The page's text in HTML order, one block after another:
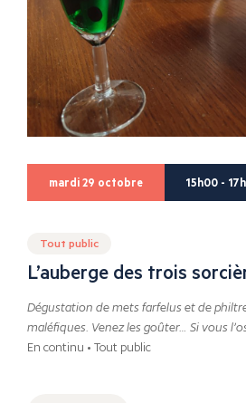
mardi 29 octobre 15h00 -
Tout public
L’auberge des trois
Dégustation de mets farfelus et de
maléfiques. Venez les goûter… Si vous
En continu • Tout public